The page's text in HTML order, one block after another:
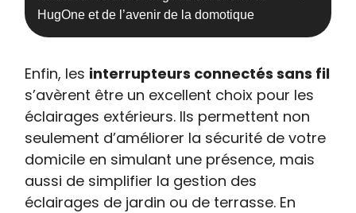
HugOne et de l’avenir de la domotique
Enfin, les interrupteurs connectés sans fil
s’avèrent être un excellent choix pour les
éclairages extérieurs. Ils permettent non
seulement d’améliorer la sécurité de votre
domicile en simulant une présence, mais
aussi de simplifier la gestion des
éclairages de jardin ou de terrasse. En